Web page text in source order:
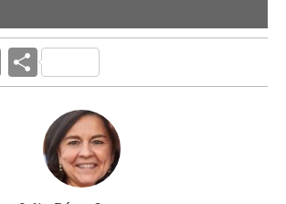
T
w
C
o
m
p
ar